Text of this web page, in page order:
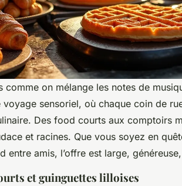
comme on mélange les notes de
sensoriel, où chaque coin de
Des food courts aux comptoirs
et racines. Que vous soyez en
entre amis, l’offre est large,
et guinguettes lilloises